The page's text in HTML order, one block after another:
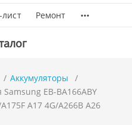
Ремонт ...
Аккумуляторы
EB-BA166ABY
A17 4G/A266B A26